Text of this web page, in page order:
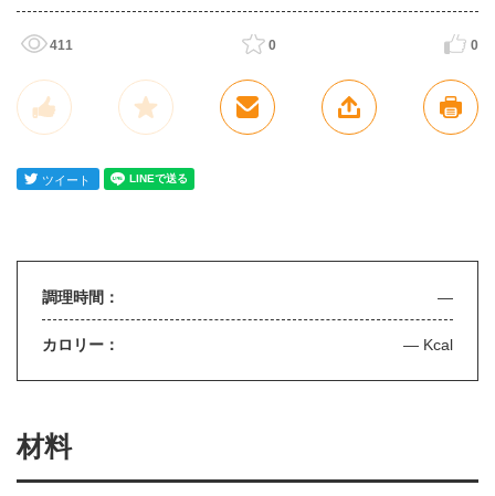
411 0 0
調理時間： —
カロリー： — Kcal
材料